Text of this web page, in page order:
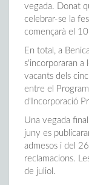
vegada. Donat
celebrar-se la
començarà el
En total, a
s'incorporaran a
vacants dels
entre el
d'Incorporació
Una vegada
juny es
admesos i del
reclamacions.
de juliol.